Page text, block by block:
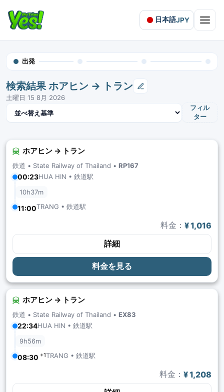
日本語JPY Open
出発
検索結果 ホアヒン → トラン
土曜日 15 8月 2026
フィル
ター
結果を並べ替え
ホアヒン → トラン
鉄道 • State Railway of Thailand • RP167
00:23HUA HIN • 鉄道駅
10h37m
11:00TRANG • 鉄道駅
料金： ¥ 1,016
詳細
料金を見る
ホアヒン → トラン
鉄道 • State Railway of Thailand • EX83
22:34HUA HIN • 鉄道駅
9h56m
08:30 +1TRANG • 鉄道駅
料金： ¥ 1,208